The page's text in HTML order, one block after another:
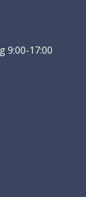
9:00-17:00